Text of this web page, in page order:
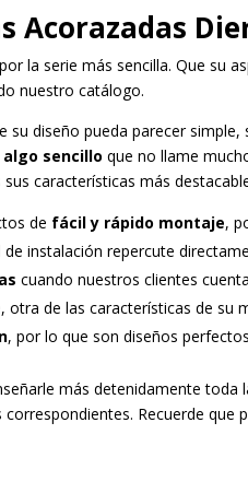
Acorazadas
la serie más sencilla. Que su
nuestro catálogo.
su diseño pueda parecer simple,
sencillo que no llame
características más
de fácil y rápido montaje,
de instalación repercute
cuando nuestros clientes
otra de las características de su
, por lo que son diseños
más detenidamente toda
correspondientes. Recuerde que